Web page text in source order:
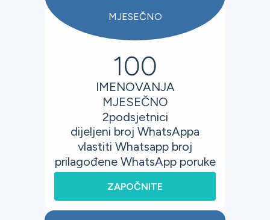
MJESEČNO
100
IMENOVANJA
MJESEČNO
2podsjetnici
dijeljeni broj WhatsAppa
vlastiti Whatsapp broj
prilagođene WhatsApp poruke
ZAPOČNITE